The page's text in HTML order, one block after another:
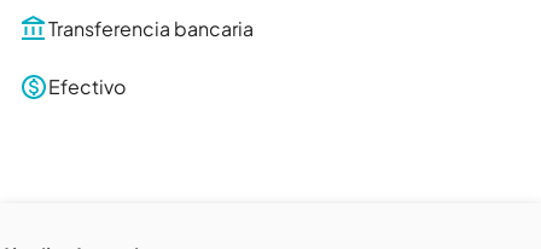
Transferencia bancaria
Efectivo